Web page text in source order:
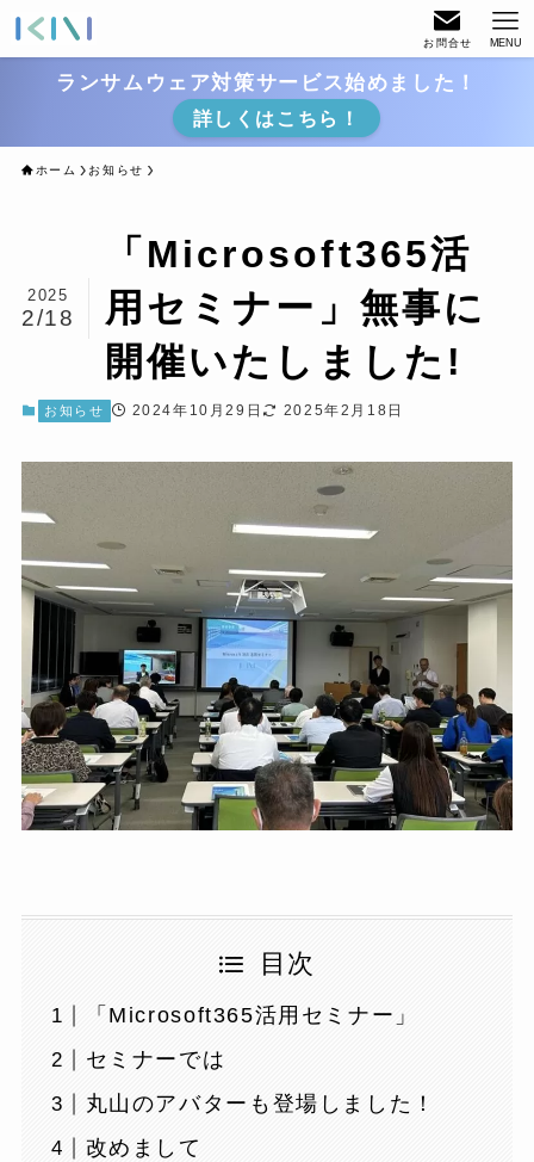
お問合せ MENU
ランサムウェア対策サービス始めました！
詳しくはこちら！
ホーム お知らせ
「Microsoft365活
用セミナー」無事に
開催いたしました!
2025
2/18
お知らせ 2024年10月29日 2025年2月18日
目次
「Microsoft365活用セミナー」
セミナーでは
丸山のアバターも登場しました！
改めまして